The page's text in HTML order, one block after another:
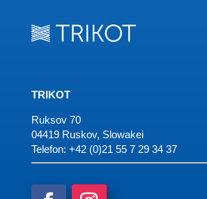
TRIKOT
Ruksov 70
04419 Ruskov, Slowakei
Telefon: +42 (0)21 55 7 29 34 37